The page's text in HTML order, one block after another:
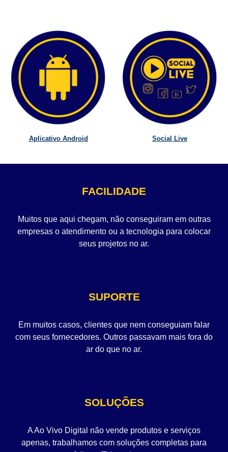
Aplicativo Android Social Live
FACILIDADE
Muitos que aqui chegam, não conseguiram em outras
empresas o atendimento ou a tecnologia para colocar
seus projetos no ar.
SUPORTE
Em muitos casos, clientes que nem conseguiam falar
com seus fornecedores. Outros passavam mais fora do
ar do que no ar.
SOLUÇÕES
A Ao Vivo Digital não vende produtos e serviços
apenas, trabalhamos com soluções completas para